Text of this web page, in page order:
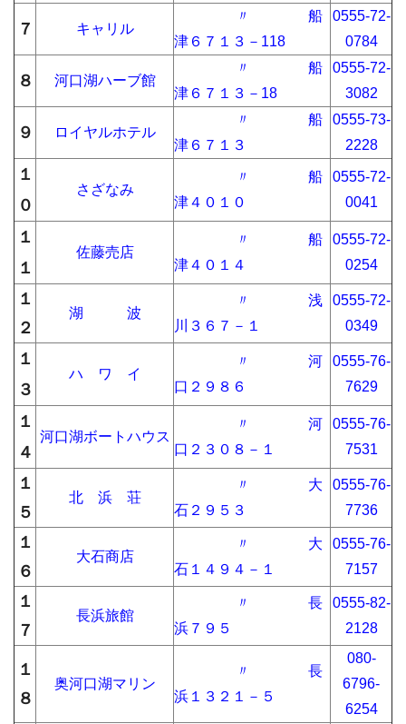
７ キャリル
〃 船
津６７１３－118
0555-72-
0784
８ 河口湖ハーブ館
〃 船
津６７１３－18
0555-72-
3082
９ ロイヤルホテル
〃 船
津６７１３
0555-73-
2228
１
０
さざなみ
〃 船
津４０１０
0555-72-
0041
１
１
佐藤売店
〃 船
津４０１４
0555-72-
0254
１
２
湖 波
〃 浅
川３６７－１
0555-72-
0349
１
３
ハ ワ イ
〃 河
口２９８６
0555-76-
7629
１
４
河口湖ボートハウス
〃 河
口２３０８－１
0555-76-
7531
１
５
北 浜 荘
〃 大
石２９５３
0555-76-
7736
１
６
大石商店
〃 大
石１４９４－１
0555-76-
7157
１
７
長浜旅館
〃 長
浜７９５
0555-82-
2128
１
８
奥河口湖マリン
〃 長
浜１３２１－５
080-
6796-
6254